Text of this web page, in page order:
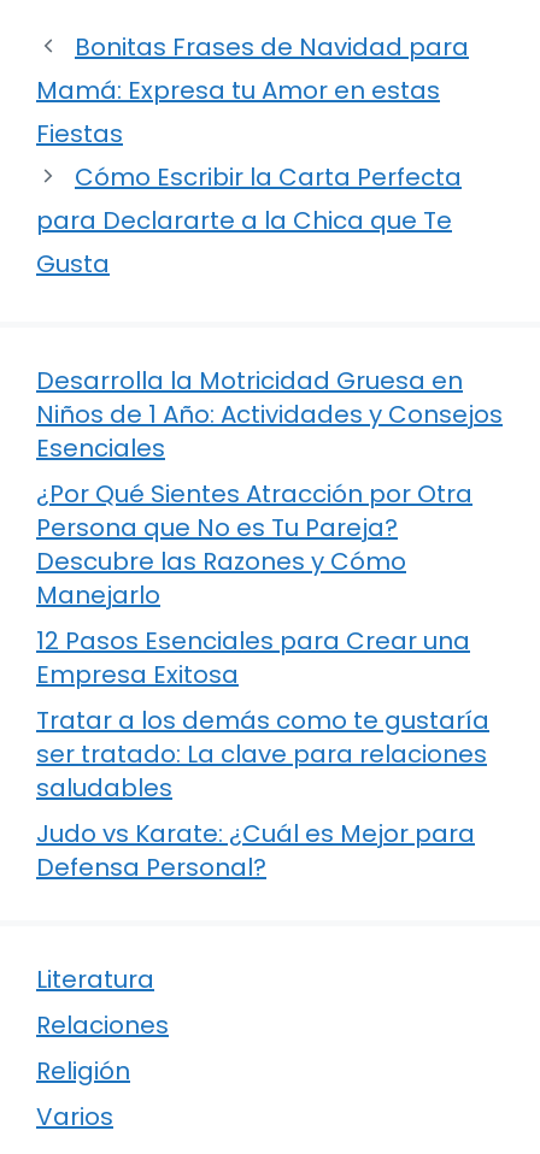
Bonitas Frases de Navidad para
Mamá: Expresa tu Amor en estas
Fiestas
Cómo Escribir la Carta Perfecta
para Declararte a la Chica que Te
Gusta
Desarrolla la Motricidad Gruesa en
Niños de 1 Año: Actividades y Consejos
Esenciales
¿Por Qué Sientes Atracción por Otra
Persona que No es Tu Pareja?
Descubre las Razones y Cómo
Manejarlo
12 Pasos Esenciales para Crear una
Empresa Exitosa
Tratar a los demás como te gustaría
ser tratado: La clave para relaciones
saludables
Judo vs Karate: ¿Cuál es Mejor para
Defensa Personal?
Literatura
Relaciones
Religión
Varios